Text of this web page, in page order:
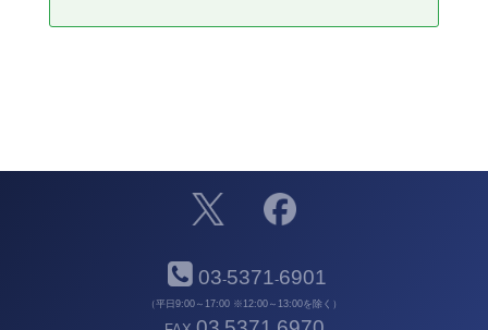
03-5371-6901
（平日9:00～17:00 ※12:00～13:00を除く）